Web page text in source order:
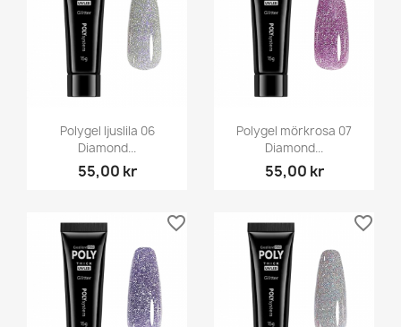
Polygel ljuslila 06
Diamond...
55,00 kr
Polygel mörkrosa 07
Diamond...
55,00 kr
favorite_border favorite_border